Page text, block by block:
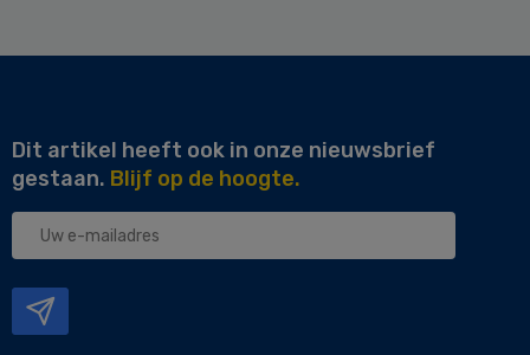
Dit artikel heeft ook in onze nieuwsbrief
gestaan. Blijf op de hoogte.
Uw